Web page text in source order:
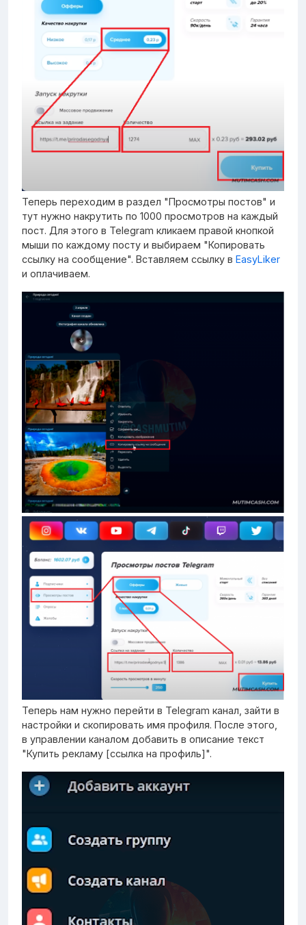
Теперь переходим в раздел "Просмотры постов" и
тут нужно накрутить по 1000 просмотров на каждый
пост. Для этого в Telegram кликаем правой кнопкой
мыши по каждому посту и выбираем "Копировать
ссылку на сообщение". Вставляем ссылку в EasyLiker
и оплачиваем.
Теперь нам нужно перейти в Telegram канал, зайти в
настройки и скопировать имя профиля. После этого,
в управлении каналом добавить в описание текст
"Купить рекламу [ссылка на профиль]".